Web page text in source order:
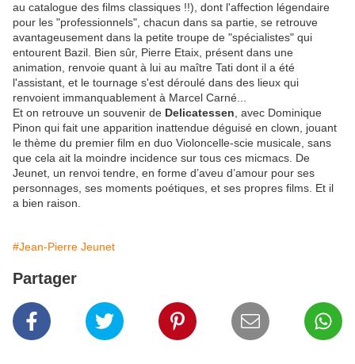
au catalogue des films classiques !!), dont l'affection légendaire
pour les "professionnels", chacun dans sa partie, se retrouve
avantageusement dans la petite troupe de "spécialistes" qui
entourent Bazil. Bien sûr, Pierre Etaix, présent dans une
animation, renvoie quant à lui au maître Tati dont il a été
l'assistant, et le tournage s'est déroulé dans des lieux qui
renvoient immanquablement à Marcel Carné...
Et on retrouve un souvenir de Delicatessen , avec Dominique
Pinon qui fait une apparition inattendue déguisé en clown, jouant
le thème du premier film en duo Violoncelle-scie musicale, sans
que cela ait la moindre incidence sur tous ces micmacs. De
Jeunet, un renvoi tendre, en forme d’aveu d’amour pour ses
personnages, ses moments poétiques, et ses propres films. Et il
a bien raison.
#Jean-Pierre Jeunet
Partager